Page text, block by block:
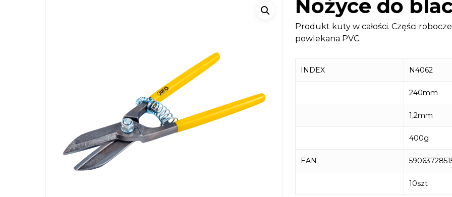
Nożyce do
Produkt kuty w całości. Części
powlekana PVC.
INDEX N4062
240mm
1,2mm
400g
EAN
10szt